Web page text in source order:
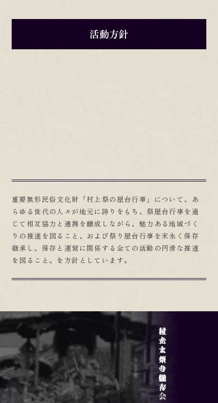
活動方針
重要無形民俗文化財「村上祭の屋台行事」について、あ
らゆる世代の人々が地元に誇りをもち、祭屋台行事を通
じて相互協力と連携を醸成しながら、魅力ある地域づく
りの推進を図ること、および祭り屋台行事を末永く保存
継承し、保存と運営に関係する全ての活動の円滑な推進
を図ること、を方針としています。
サイトポリシー
アクセス
屋台と乗せ物
村上大祭の魅力
村上まつり保存会